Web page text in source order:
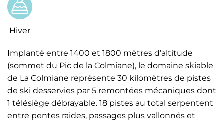
Hiver
Implanté entre 1400 et 1800 mètres d’altitude
(sommet du Pic de la Colmiane), le domaine skiable
de La Colmiane représente 30 kilomètres de pistes
de ski desservies par 5 remontées mécaniques dont
1 télésiège débrayable. 18 pistes au total serpentent
entre pentes raides, passages plus vallonnés et